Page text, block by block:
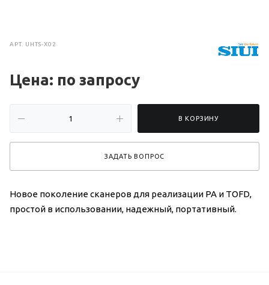
АРТ. UHTS-X02
Цена: по запросу
В КОРЗИНУ
ЗАДАТЬ ВОПРОС
Новое поколение сканеров для реализации PA и TOFD,
простой в использовании, надежный, портативный.